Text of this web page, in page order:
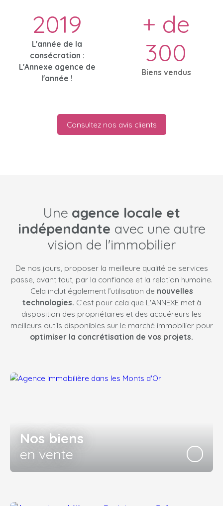
2019
L'année de la
consécration :
L'Annexe agence de
l'année !
+ de
300
Biens vendus
Consultez nos avis clients
Une agence locale et
indépendante avec une autre
vision de l'immobilier
De nos jours, proposer la meilleure qualité de services
passe, avant tout, par la confiance et la relation humaine.
Cela inclut également l’utilisation de nouvelles
technologies. C’est pour cela que L'ANNEXE met à
disposition des propriétaires et des acquéreurs les
meilleurs outils disponibles sur le marché immobilier pour
optimiser la concrétisation de vos projets.
Nos biens
en vente